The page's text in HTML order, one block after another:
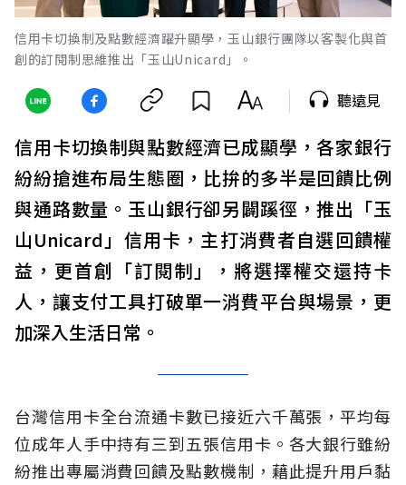
信用卡切換制及點數經濟躍升顯學，玉山銀行團隊以客製化與首
創的訂閱制思維推出「玉山Unicard」。
聽遠見
信用卡切換制與點數經濟已成顯學，各家銀行
紛紛搶進布局生態圈，比拚的多半是回饋比例
與通路數量。玉山銀行卻另闢蹊徑，推出「玉
山Unicard」信用卡，主打消費者自選回饋權
益，更首創「訂閱制」，將選擇權交還持卡
人，讓支付工具打破單一消費平台與場景，更
加深入生活日常。
台灣信用卡全台流通卡數已接近六千萬張，平均每
位成年人手中持有三到五張信用卡。各大銀行雖紛
紛推出專屬消費回饋及點數機制，藉此提升用戶黏